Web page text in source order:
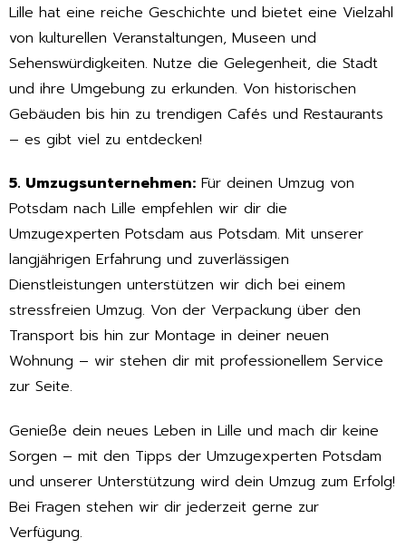
Lille hat eine reiche Geschichte und bietet eine Vielzahl
von kulturellen Veranstaltungen, Museen und
Sehenswürdigkeiten. Nutze die Gelegenheit, die Stadt
und ihre Umgebung zu erkunden. Von historischen
Gebäuden bis hin zu trendigen Cafés und Restaurants
– es gibt viel zu entdecken!
5. Umzugsunternehmen: Für deinen Umzug von
Potsdam nach Lille empfehlen wir dir die
Umzugexperten Potsdam aus Potsdam. Mit unserer
langjährigen Erfahrung und zuverlässigen
Dienstleistungen unterstützen wir dich bei einem
stressfreien Umzug. Von der Verpackung über den
Transport bis hin zur Montage in deiner neuen
Wohnung – wir stehen dir mit professionellem Service
zur Seite.
Genieße dein neues Leben in Lille und mach dir keine
Sorgen – mit den Tipps der Umzugexperten Potsdam
und unserer Unterstützung wird dein Umzug zum Erfolg!
Bei Fragen stehen wir dir jederzeit gerne zur
Verfügung.